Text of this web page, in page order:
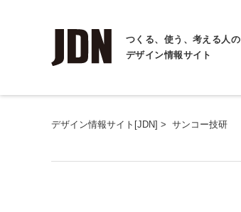
つくる、使う、考える人の
デザイン情報サイト
デザイン情報サイト[JDN] > サンコー技研